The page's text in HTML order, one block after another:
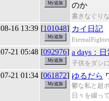
のか
書きなぐり
08-16 13:39 [101048] カイ日記
07-21 05:48 [092976] a days：
子供をダシ
07-21 01:34 [061872] ゆるだら
鬱な私と超
日々を綴っ